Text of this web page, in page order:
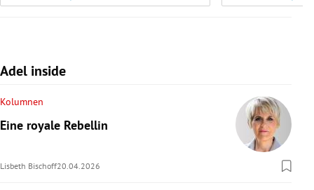
Adel inside
Kolumnen
Eine royale Rebellin
Lisbeth Bischoff20.04.2026